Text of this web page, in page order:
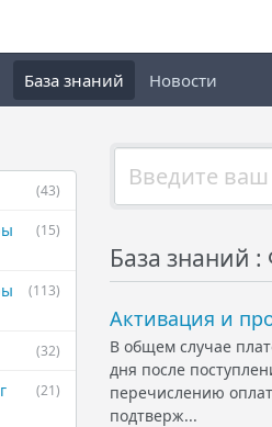
База знаний Новости
(43)
(15)
(113)
(32)
(21)
База знаний
Активация и
В общем случае
дня после
перечислению
подтверж...